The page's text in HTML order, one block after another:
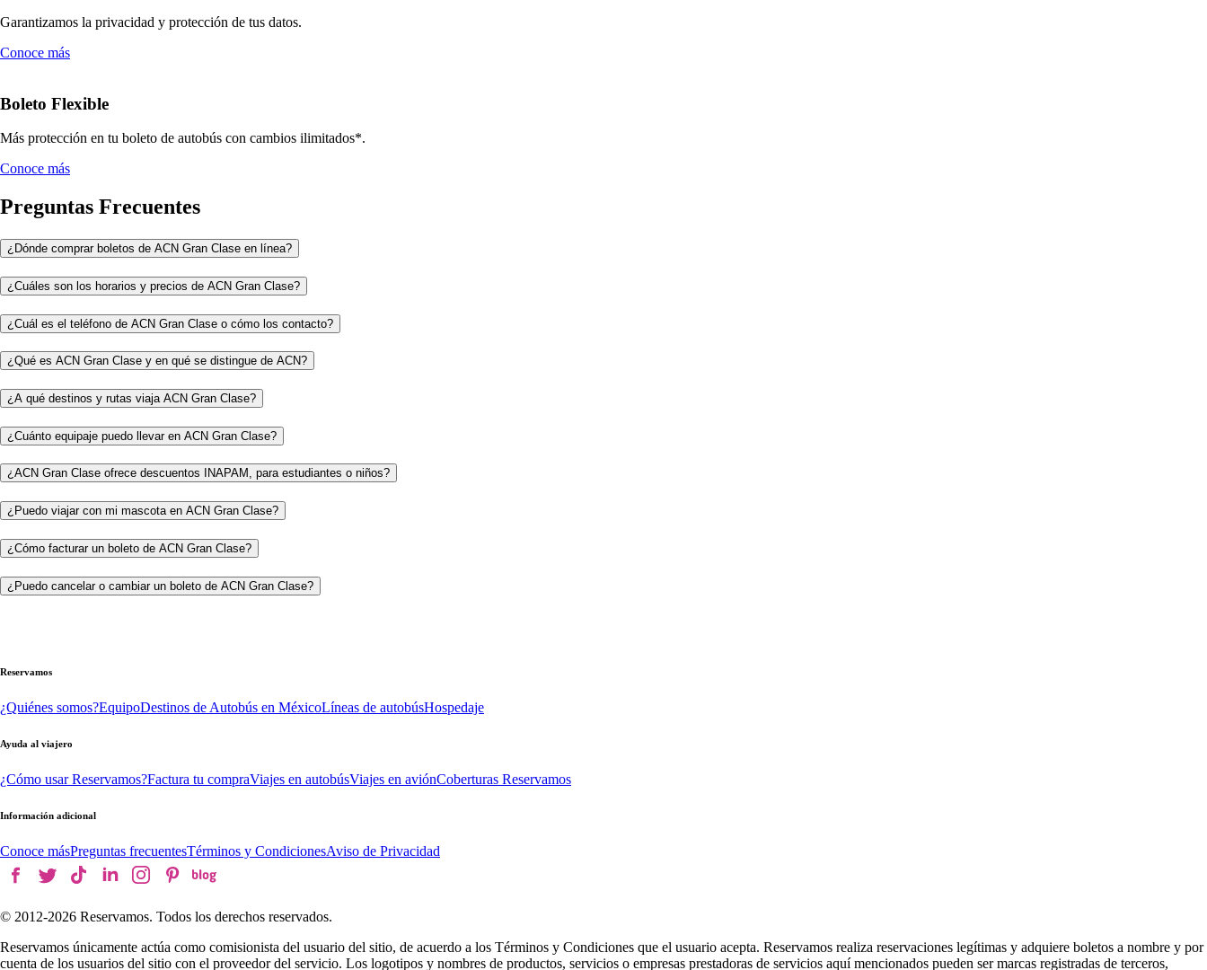
Garantizamos la privacidad y protección de tus datos.
Conoce más
Boleto Flexible
Más protección en tu boleto de autobús con cambios ilimitados*.
Conoce más
Preguntas Frecuentes
¿Dónde comprar boletos de ACN Gran Clase en línea?
¿Cuáles son los horarios y precios de ACN Gran Clase?
¿Cuál es el teléfono de ACN Gran Clase o cómo los contacto?
¿Qué es ACN Gran Clase y en qué se distingue de ACN?
¿A qué destinos y rutas viaja ACN Gran Clase?
¿Cuánto equipaje puedo llevar en ACN Gran Clase?
¿ACN Gran Clase ofrece descuentos INAPAM, para estudiantes o niños?
¿Puedo viajar con mi mascota en ACN Gran Clase?
¿Cómo facturar un boleto de ACN Gran Clase?
¿Puedo cancelar o cambiar un boleto de ACN Gran Clase?
Reservamos
¿Quiénes somos?EquipoDestinos de Autobús en MéxicoLíneas de autobúsHospedaje
Ayuda al viajero
¿Cómo usar Reservamos?Factura tu compraViajes en autobúsViajes en aviónCoberturas Reservamos
Información adicional
Conoce másPreguntas frecuentesTérminos y CondicionesAviso de Privacidad
© 2012-2026 Reservamos. Todos los derechos reservados.
Reservamos únicamente actúa como comisionista del usuario del sitio, de acuerdo a los Términos y Condiciones que el usuario acepta. Reservamos realiza reservaciones legítimas y adquiere boletos a nombre y por
cuenta de los usuarios del sitio con el proveedor del servicio. Los logotipos y nombres de productos, servicios o empresas prestadoras de servicios aquí mencionados pueden ser marcas registradas de terceros,